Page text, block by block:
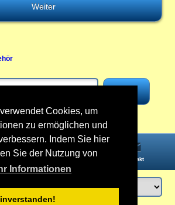
Cookies, um
zu ermöglichen und
Indem Sie hier
Sie der Nutzung von
Informationen
Konto Kontakt